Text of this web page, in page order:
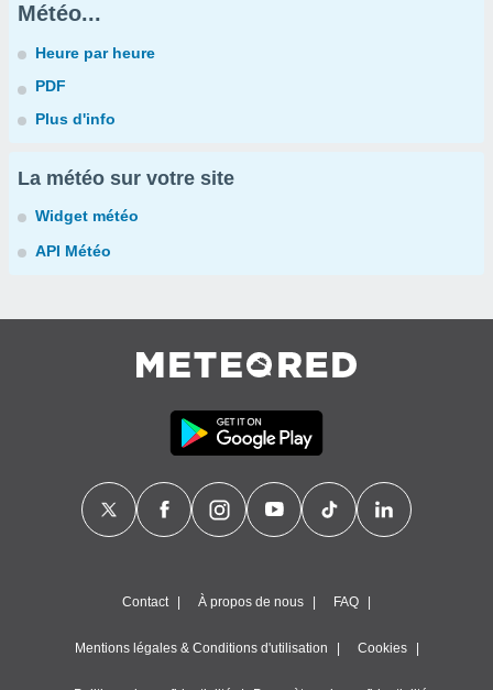
Météo...
Heure par heure
PDF
Plus d'info
La météo sur votre site
Widget météo
API Météo
Contact À propos de nous FAQ
Mentions légales & Conditions d'utilisation Cookies